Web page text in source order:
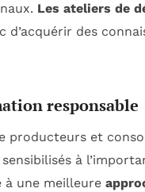
Les ateliers de
des
responsable
producteurs et
à
à une meilleure